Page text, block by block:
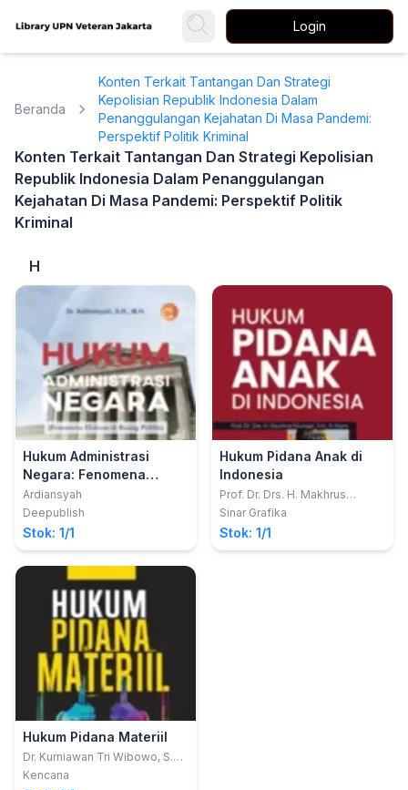
Login
Beranda
Konten Terkait Tantangan Dan Strategi
Kepolisian Republik Indonesia Dalam
Penanggulangan Kejahatan Di Masa Pandemi:
Perspektif Politik Kriminal
Konten Terkait Tantangan Dan Strategi Kepolisian
Republik Indonesia Dalam Penanggulangan
Kejahatan Di Masa Pandemi: Perspektif Politik
Kriminal
H
Hukum Administrasi
Negara: Fenomena
Hukum di Ruang Publik
Ardiansyah
Deepublish
Stok: 1/1
Hukum Pidana Anak di
Indonesia
Prof. Dr. Drs. H. Makhrus
Munajat, S.H. M.Hum.
Sinar Grafika
Stok: 1/1
Hukum Pidana Materiil
Dr. Kurniawan Tri Wibowo, S.H.,
M.H., CPL., CCD., CTA.; Warih
Kencana